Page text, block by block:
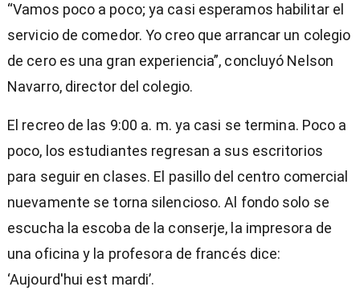
“Vamos poco a poco; ya casi esperamos habilitar el
servicio de comedor. Yo creo que arrancar un colegio
de cero es una gran experiencia”, concluyó Nelson
Navarro, director del colegio.
El recreo de las 9:00 a. m. ya casi se termina. Poco a
poco, los estudiantes regresan a sus escritorios
para seguir en clases. El pasillo del centro comercial
nuevamente se torna silencioso. Al fondo solo se
escucha la escoba de la conserje, la impresora de
una oficina y la profesora de francés dice:
‘Aujourd'hui est mardi’.